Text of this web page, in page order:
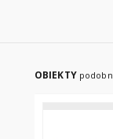
OBIEKTY